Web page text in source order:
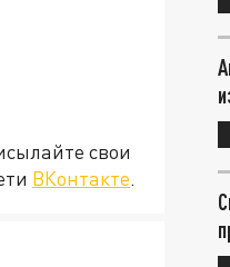
свои
ВКонтакте.